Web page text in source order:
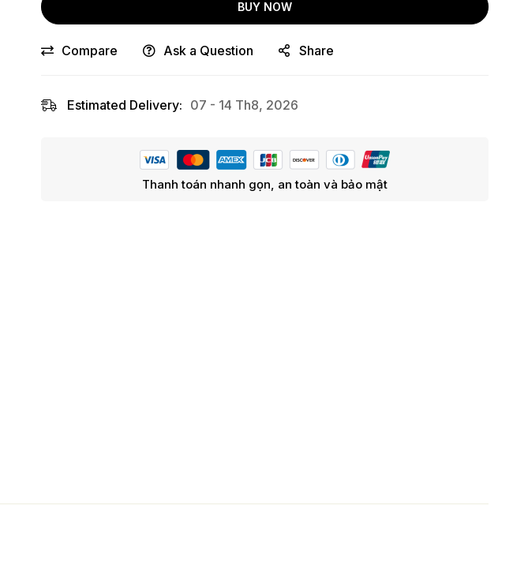
BUY NOW
Compare Ask a Question Share
Estimated Delivery: 07 - 14 Th8, 2026
Thanh toán nhanh gọn, an toàn và bảo mật